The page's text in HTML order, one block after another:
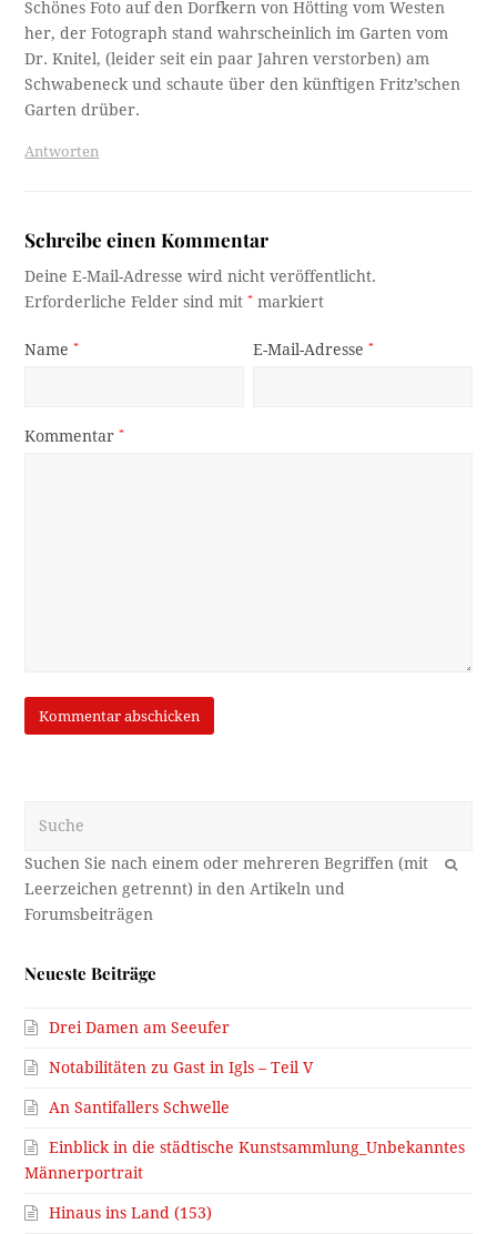
Schönes Foto auf den Dorfkern von Hötting vom Westen
her, der Fotograph stand wahrscheinlich im Garten vom
Dr. Knitel, (leider seit ein paar Jahren verstorben) am
Schwabeneck und schaute über den künftigen Fritz’schen
Garten drüber.
Antworten
Schreibe einen Kommentar
Deine E-Mail-Adresse wird nicht veröffentlicht.
Erforderliche Felder sind mit* markiert
Name* E-Mail-Adresse*
Kommentar*
OK
Neueste Beiträge
Drei Damen am Seeufer
Notabilitäten zu Gast in Igls – Teil V
An Santifallers Schwelle
Einblick in die städtische Kunstsammlung_Unbekanntes
Männerportrait
Hinaus ins Land (153)